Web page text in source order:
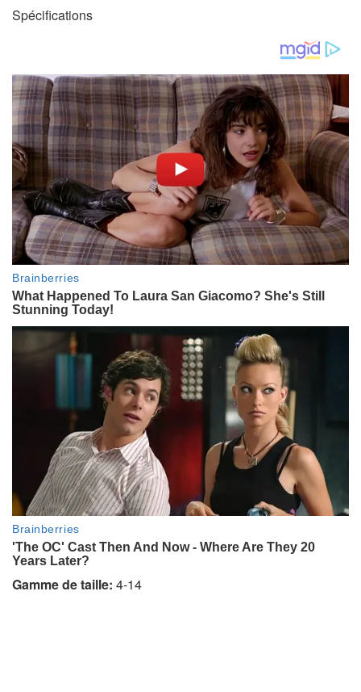
n
n
o
u
v
e
l
o
n
g
e
t
Spécifications
Gamme de taille: 4-14